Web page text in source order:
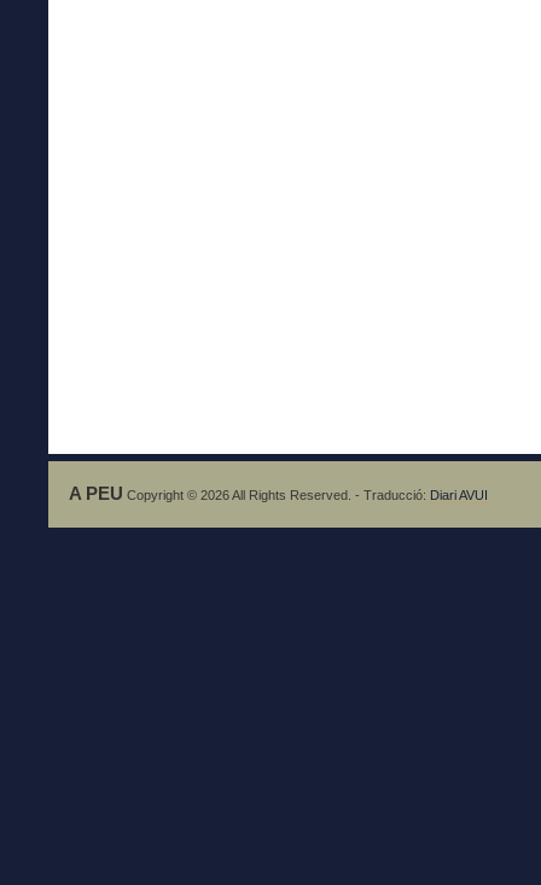
A PEU Copyright © 2026 All Rights Reserved. - Traducció: Diari AVUI